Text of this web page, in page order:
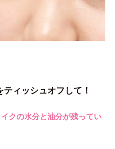
ィッシュオフして！
クの水分と油分が残ってい